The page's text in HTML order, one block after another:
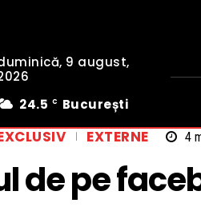
9 august,
24.5 C București
EXTERNE 4
de pe